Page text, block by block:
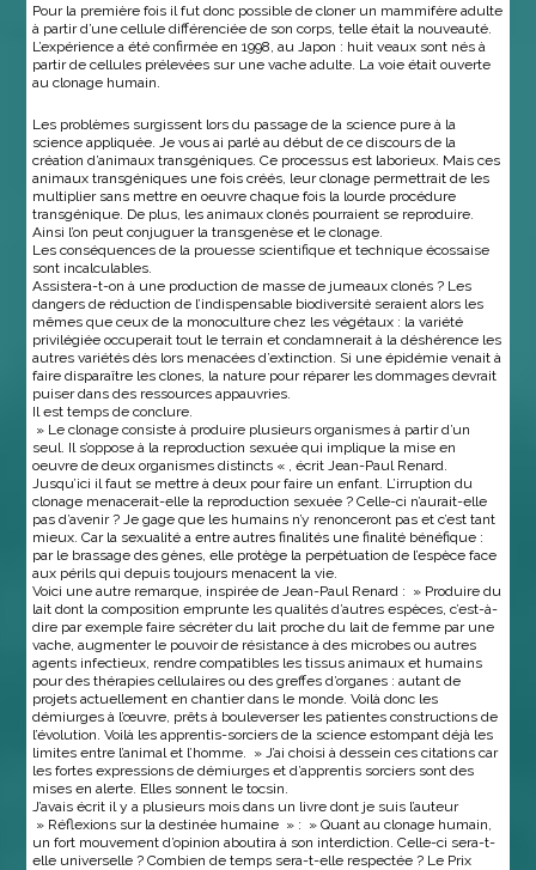
Pour la première fois il fut donc possible de cloner un mammifère adulte
à partir d’une cellule différenciée de son corps, telle était la nouveauté.
L’expérience a été confirmée en 1998, au Japon : huit veaux sont nés à
partir de cellules prélevées sur une vache adulte. La voie était ouverte
au clonage humain.
Les problèmes surgissent lors du passage de la science pure à la
science appliquée. Je vous ai parlé au début de ce discours de la
création d’animaux transgéniques. Ce processus est laborieux. Mais ces
animaux transgéniques une fois créés, leur clonage permettrait de les
multiplier sans mettre en oeuvre chaque fois la lourde procédure
transgénique. De plus, les animaux clonés pourraient se reproduire.
Ainsi l’on peut conjuguer la transgenèse et le clonage.
Les conséquences de la prouesse scientifique et technique écossaise
sont incalculables.
Assistera-t-on à une production de masse de jumeaux clonés ? Les
dangers de réduction de l’indispensable biodiversité seraient alors les
mêmes que ceux de la monoculture chez les végétaux : la variété
privilégiée occuperait tout le terrain et condamnerait à la déshérence les
autres variétés dès lors menacées d’extinction. Si une épidémie venait à
faire disparaître les clones, la nature pour réparer les dommages devrait
puiser dans des ressources appauvries.
Il est temps de conclure.
» Le clonage consiste à produire plusieurs organismes à partir d’un
seul. Il s’oppose à la reproduction sexuée qui implique la mise en
oeuvre de deux organismes distincts « , écrit Jean-Paul Renard.
Jusqu’ici il faut se mettre à deux pour faire un enfant. L’irruption du
clonage menacerait-elle la reproduction sexuée ? Celle-ci n’aurait-elle
pas d’avenir ? Je gage que les humains n’y renonceront pas et c’est tant
mieux. Car la sexualité a entre autres finalités une finalité bénéfique :
par le brassage des gènes, elle protège la perpétuation de l’espèce face
aux périls qui depuis toujours menacent la vie.
Voici une autre remarque, inspirée de Jean-Paul Renard : » Produire du
lait dont la composition emprunte les qualités d’autres espèces, c’est-à-
dire par exemple faire sécréter du lait proche du lait de femme par une
vache, augmenter le pouvoir de résistance à des microbes ou autres
agents infectieux, rendre compatibles les tissus animaux et humains
pour des thérapies cellulaires ou des greffes d’organes : autant de
projets actuellement en chantier dans le monde. Voilà donc les
démiurges à l’œuvre, prêts à bouleverser les patientes constructions de
l’évolution. Voilà les apprentis-sorciers de la science estompant déjà les
limites entre l’animal et l’homme. » J’ai choisi à dessein ces citations car
les fortes expressions de démiurges et d’apprentis sorciers sont des
mises en alerte. Elles sonnent le tocsin.
J’avais écrit il y a plusieurs mois dans un livre dont je suis l’auteur
» Réflexions sur la destinée humaine » : » Quant au clonage humain,
un fort mouvement d’opinion aboutira à son interdiction. Celle-ci sera-t-
elle universelle ? Combien de temps sera-t-elle respectée ? Le Prix